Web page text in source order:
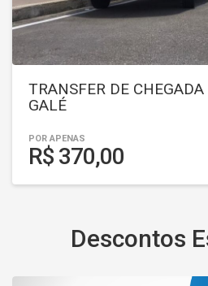
TRANSFER DE
GALÉ
POR APENAS
R$ 370,00
Descontos